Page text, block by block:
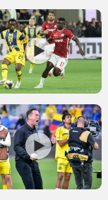
VOD
רץ ברשת
תוצאות
גביע המדינה
נבחרת ישראל
מכבי חיפה
בית"ר ירושלים
מכבי תל אביב
הפועל תל אביב
ליגה גרמנית
ליגה ספרדית
ליגה איטלקית
ליגה צרפתית
ליגה הולנדית
ליגה לאומית
כדורסל נשים
מכבי תל אביב
הפועל חולון
הפועל ירושלים
דני אבדיה
NBA
יורוליג
יורוקאפ
ענפים נוספים
טניס
כדוריד
כדורעף
שחייה